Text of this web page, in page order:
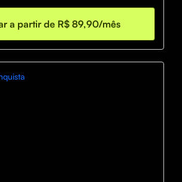
e precisos. De segunda a sexta, em
proprietárias**. Método validado,
risco profissional e comunidade de
a nós!**
a partir de R$ 89,90/mês